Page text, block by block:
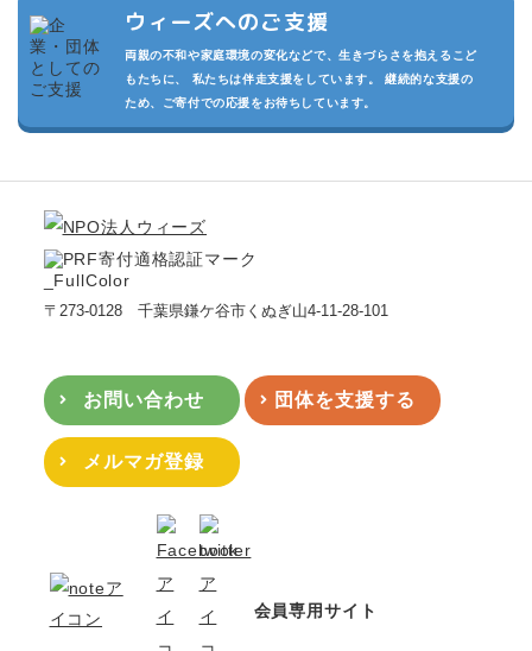
ウィーズへのご支援
両親の不和や家庭環境の変化などで、生きづらさを抱えるこど
もたちに、 私たちは伴走支援をしています。 継続的な支援の
ため、ご寄付での応援をお待ちしています。
〒273-0128 千葉県鎌ケ谷市くぬぎ山4-11-28-101
お問い合わせ 団体を支援する
メルマガ登録
会員専用サイト